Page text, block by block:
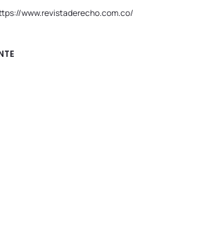
www.revistaderecho.com.co/